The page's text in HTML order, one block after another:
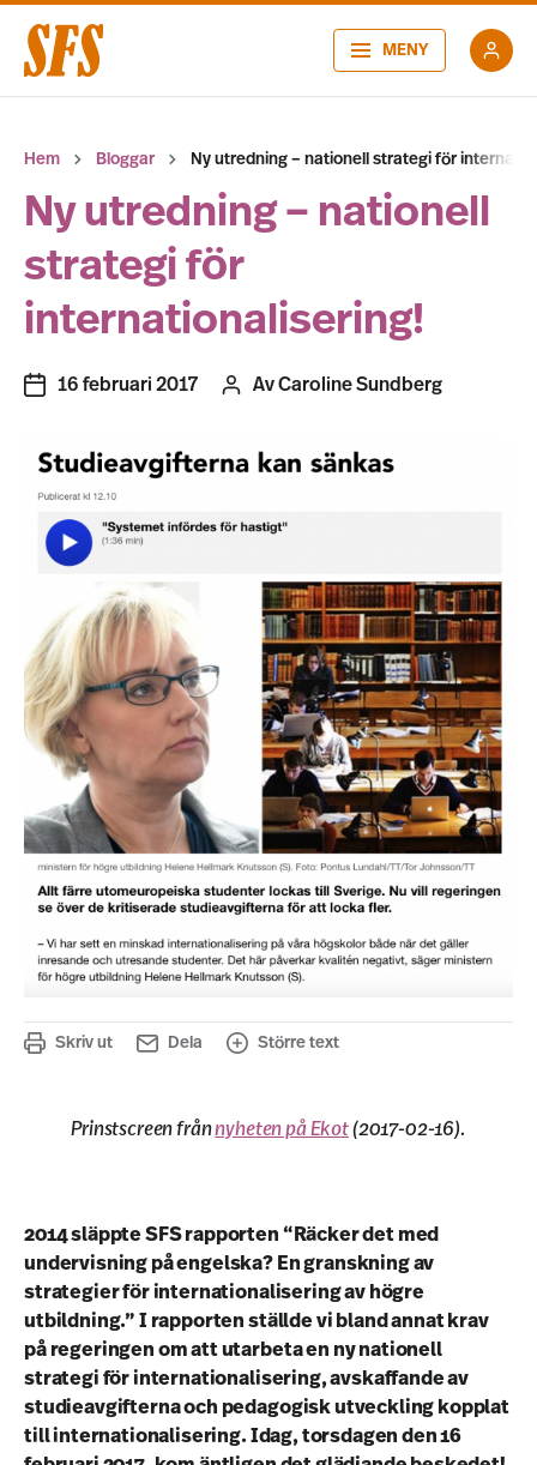
MENY
Hem Bloggar Ny utredning – nationell strategi för
Ny utredning – nationell
strategi för
internationalisering!
16 februari 2017 AvCaroline Sundberg
Skriv ut Dela Större text
Prinstscreen frånnyheten på Ekot(2017-02-16).
2014 släppte SFS rapporten “Räcker det med
undervisning på engelska? En granskning av
strategier för internationalisering av högre
utbildning.” I rapporten ställde vi bland annat krav
på regeringen om att utarbeta en ny nationell
strategi för internationalisering, avskaffande av
studieavgifterna och pedagogisk utveckling kopplat
till internationalisering. Idag, torsdagen den 16